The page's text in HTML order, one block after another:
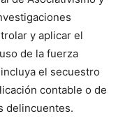
y aplicar el
de la fuerza
el secuestro
contable o de
delincuentes.